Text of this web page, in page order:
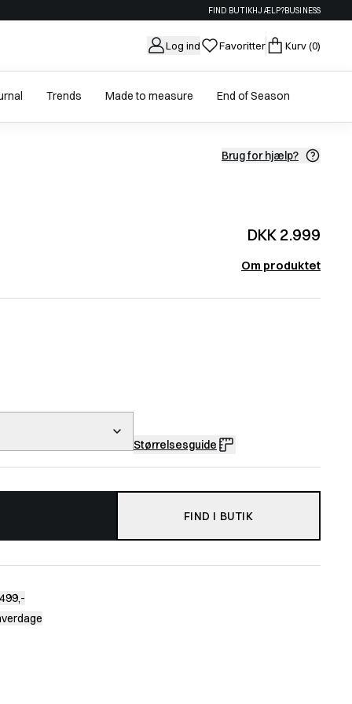
FIND BUTIKHJÆLP?BUSINESS
Log ind Favoritter Kurv(0)
Trends Made to measure End of Season
Brug for hjælp?
DKK 2.999
Om produktet
Størrelsesguide
FIND I BUTIK